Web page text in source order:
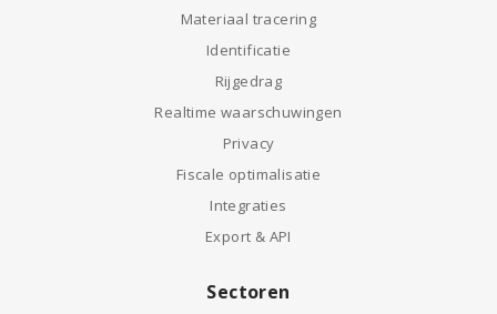
Materiaal tracering
Identificatie
Rijgedrag
Realtime waarschuwingen
Privacy
Fiscale optimalisatie
Integraties
Export & API
Sectoren